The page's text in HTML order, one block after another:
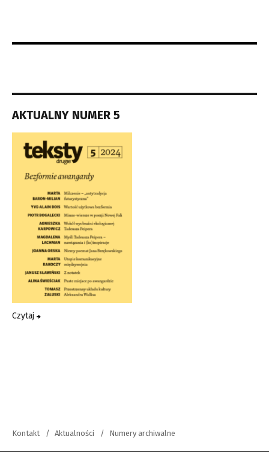
AKTUALNY NUMER 5
Czytaj
Kontakt Aktualności Numery archiwalne